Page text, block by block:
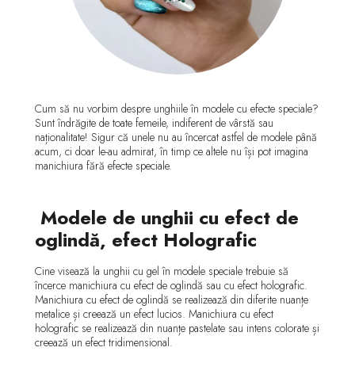
Cum să nu vorbim despre unghiile în modele cu efecte speciale?
Sunt îndrăgite de toate femeile, indiferent de vârstă sau
naționalitate! Sigur că unele nu au încercat astfel de modele până
acum, ci doar le-au admirat, în timp ce altele nu își pot imagina
manichiura fără efecte speciale.
Modele de unghii cu efect de
oglindă, efect Holografic
Cine visează la unghii cu gel în modele speciale trebuie să
încerce manichiura cu efect de oglindă sau cu efect holografic.
Manichiura cu efect de oglindă se realizează din diferite nuanțe
metalice și creează un efect lucios. Manichiura cu efect
holografic se realizează din nuanțe pastelate sau intens colorate și
creează un efect tridimensional.